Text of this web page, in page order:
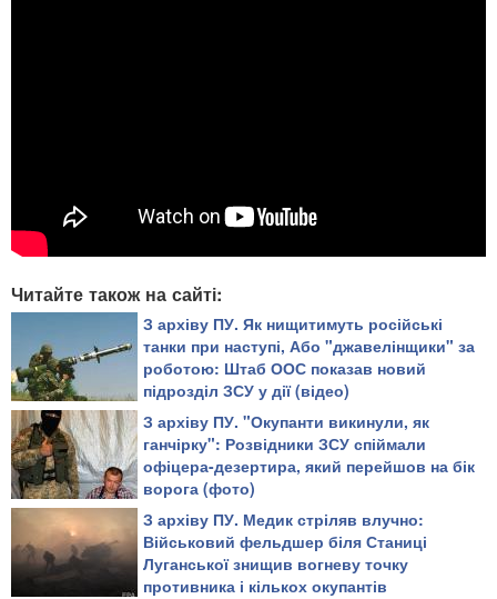
Читайте також на сайті:
З архіву ПУ. ​Як нищитимуть російські
танки при наступі, Або "джавелінщики" за
роботою: Штаб ООС показав новий
підрозділ ЗСУ у дії (відео)
З архіву ПУ. "Окупанти викинули, як
ганчірку": Розвідники ЗСУ спіймали
офіцера-дезертира, який перейшов на бік
ворога (фото)
З архіву ПУ. Медик стріляв влучно:
Військовий фельдшер біля Станиці
Луганської знищив вогневу точку
противника і кількох окупантів